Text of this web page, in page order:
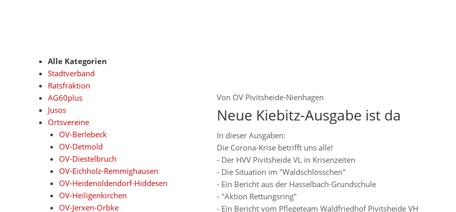
Alle Kategorien
Stadtverband
Ratsfraktion
AG60plus
Jusos
Ortsvereine
OV-Berlebeck
OV-Detmold
OV-Diestelbruch
OV-Eichholz-Remmighausen
OV-Heidenoldendorf-Hiddesen
OV-Heiligenkirchen
OV-Jerxen-Orbke
Von OV Pivitsheide-Nienhagen
Neue Kiebitz-Ausgabe ist da
In dieser Ausgaben:
Die Corona-Krise betrifft uns alle!
- Der HVV Pivitsheide VL in Krisenzeiten
- Die Situation im "Waldschlösschen"
- Ein Bericht aus der Hasselbach-Grundschule
- "Aktion Rettungsring"
- Ein Bericht vom Pflegeteam Waldfriedhof Pivitsheide VH